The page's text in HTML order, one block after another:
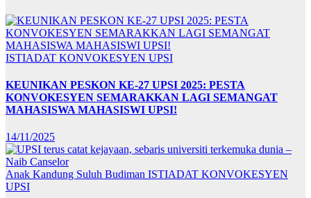
ISTIADAT KONVOKESYEN UPSI
KEUNIKAN PESKON KE-27 UPSI 2025: PESTA
KONVOKESYEN SEMARAKKAN LAGI SEMANGAT
MAHASISWA MAHASISWI UPSI!
14/11/2025
Anak Kandung Suluh Budiman ISTIADAT KONVOKESYEN
UPSI